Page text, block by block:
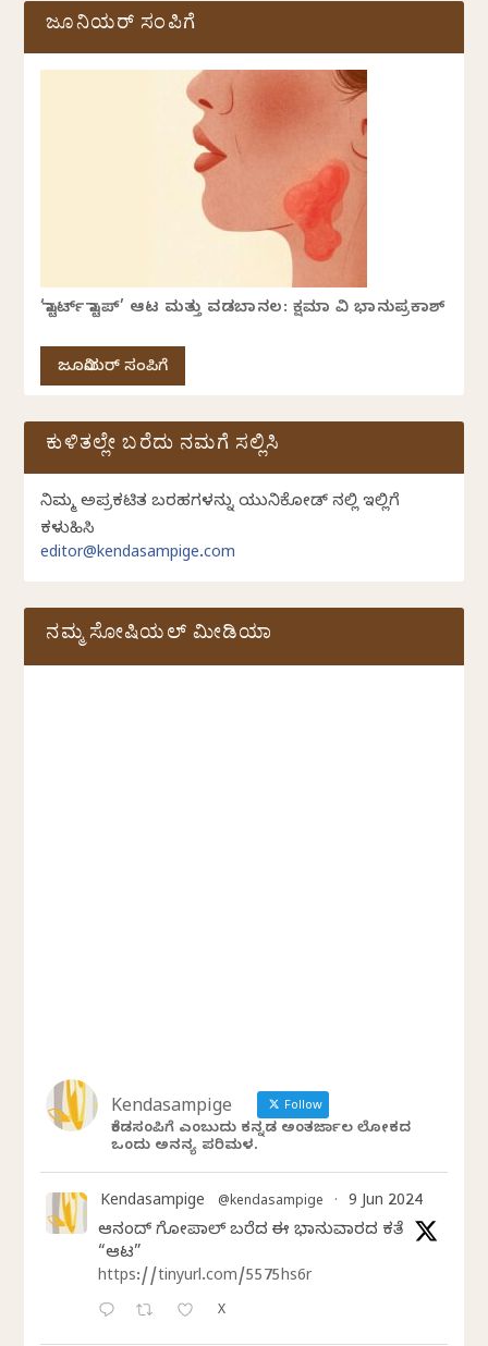
ಜೂನಿಯರ್ ಸಂಪಿಗೆ
‘ಸ್ಟಾರ್ಟ್ ಸ್ಟಾಪ್’ ಆಟ ಮತ್ತು ವಡಬಾನಲ: ಕ್ಷಮಾ ವಿ ಭಾನುಪ್ರಕಾಶ್
ಜೂನಿಯರ್ ಸಂಪಿಗೆ
ಕುಳಿತಲ್ಲೇ ಬರೆದು ನಮಗೆ ಸಲ್ಲಿಸಿ
ನಿಮ್ಮ ಅಪ್ರಕಟಿತ ಬರಹಗಳನ್ನು ಯುನಿಕೋಡ್ ನಲ್ಲಿ ಇಲ್ಲಿಗೆ
ಕಳುಹಿಸಿ
editor@kendasampige.com
ನಮ್ಮ ಸೋಷಿಯಲ್‌ ಮೀಡಿಯಾ
Kendasampige Follow
ಕೆಂಡಸಂಪಿಗೆ ಎಂಬುದು ಕನ್ನಡ ಅಂತರ್ಜಾಲ ಲೋಕದ
ಒಂದು ಅನನ್ಯ ಪರಿಮಳ.
Kendasampige @kendasampige · 9 Jun 2024
ಆನಂದ್‌ ಗೋಪಾಲ್‌ ಬರೆದ ಈ ಭಾನುವಾರದ ಕತೆ
“ಆಟ”
https://tinyurl.com/5575hs6r
X